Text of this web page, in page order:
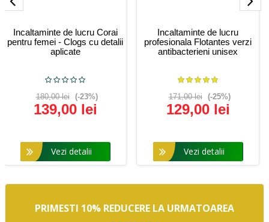
Incaltaminte de lucru Corai
pentru femei - Clogs cu detalii
aplicate
180,00 lei (-23%)
139,00 lei
Vezi detalii
Incaltaminte de lucru
profesionala Flotantes verzi
antibacterieni unisex
171,00 lei (-25%)
129,00 lei
Vezi detalii
PRIMESTI 10% REDUCERE LA URMATOAREA